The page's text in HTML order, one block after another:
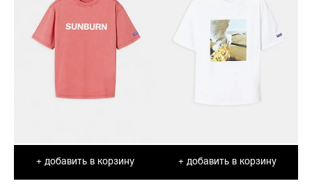
+ добавить в корзину + добавить в корзину